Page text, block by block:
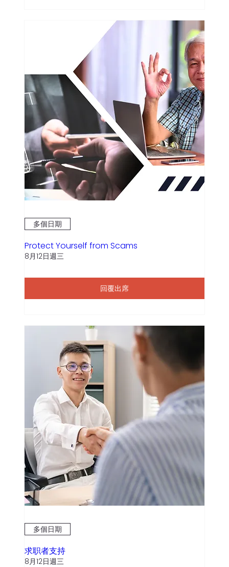
多個日期
Protect Yourself from Scams
8月12日週三
回覆出席
多個日期
求职者支持
8月12日週三